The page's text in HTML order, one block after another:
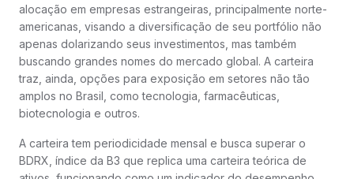
alocação em empresas estrangeiras, principalmente norte-
americanas, visando a diversificação de seu portfólio não
apenas dolarizando seus investimentos, mas também
buscando grandes nomes do mercado global. A carteira
traz, ainda, opções para exposição em setores não tão
amplos no Brasil, como tecnologia, farmacêuticas,
biotecnologia e outros.
A carteira tem periodicidade mensal e busca superar o
BDRX, índice da B3 que replica uma carteira teórica de